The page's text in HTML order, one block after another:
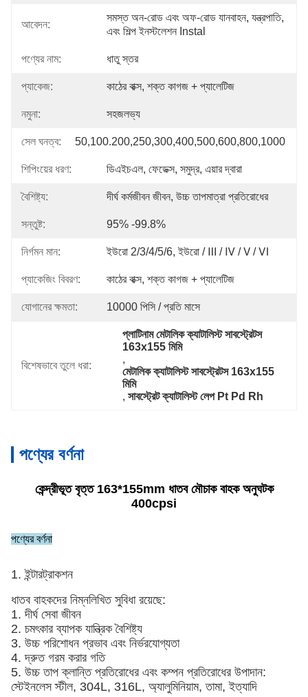
আবেদন:
সমস্ত অন-রোড এবং অফ-রোড যানবাহন, যন্ত্রপাতি,
এবং শিল্প ইনস্টলেশন Instal
পণ্যের নাম: ধাতু স্তর
প্যাকেজ: কাঠের বাক্স, শক্ত কাগজ + প্যালেটিজ
নমুনা: সহজলভ্য
সেল ঘনত্ব: 50,100.200,250,300,400,500,600,800,1000
শিপিংয়ের ধরণ: ডিএইচএল, ফেডেক্স, সমুদ্র, এয়ার দ্বারা
বৈশিষ্ট্য: দীর্ঘ কর্মজীবন জীবন, উচ্চ তাপমাত্রা প্রতিরোধের
সন্তুষ্ট: 95% -99.8%
নির্গমন মান: ইউরো 2/3/4/5/6, ইউরো / Ⅲ / Ⅳ / Ⅴ / Ⅵ
প্যাকেজিং বিবরণ: কাঠের বাক্স, শক্ত কাগজ + প্যালেটিজ
যোগানের ক্ষমতা: 10000 পিসি / প্রতি মাসে
বিশেষভাবে তুলে ধরা:
প্লাটিনাম মেটালিক ক্যাটালিস্ট সাবস্ট্রেটস
163x155 মিমি
,
মেটালিক ক্যাটালিস্ট সাবস্ট্রেটস 163x155
মিমি
, সাবস্ট্রেট ক্যাটালিস্ট লেপ Pt Pd Rh
পণ্যের বর্ণনা
কেন্দ্রীভূত বৃত্ত 163*155mm ধাতব মৌচাক বাহক অনুঘটক
400cpsi
পণ্যের বর্ণনা
1. ইন্টারট্রাকশন
ধাতব বাহকদের নিম্নলিখিত সুবিধা রয়েছে:
1. দীর্ঘ সেবা জীবন
2. চমৎকার ব্যাপক যান্ত্রিক বৈশিষ্ট্য
3. উচ্চ পরিশোধন প্রভাব এবং নির্ভরযোগ্যতা
4. দ্রুত গরম করার গতি
5. উচ্চ তাপ ক্লান্তি প্রতিরোধের এবং কম্পন প্রতিরোধের উপাদান:
স্টেইনলেস স্টীল, 304L, 316L, অ্যালুমিনিয়াম, তামা, ইত্যাদি